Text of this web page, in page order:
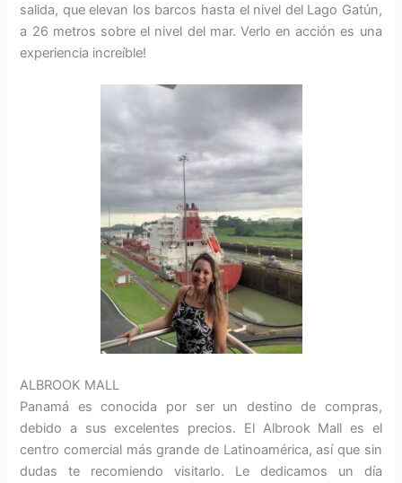
salida, que elevan los barcos hasta el nivel del Lago Gatún,
a 26 metros sobre el nivel del mar. Verlo en acción es una
experiencia increíble!
ALBROOK MALL
Panamá es conocida por ser un destino de compras,
debido a sus excelentes precios. El Albrook Mall es el
centro comercial más grande de Latinoamérica, así que sin
dudas te recomiendo visitarlo. Le dedicamos un día